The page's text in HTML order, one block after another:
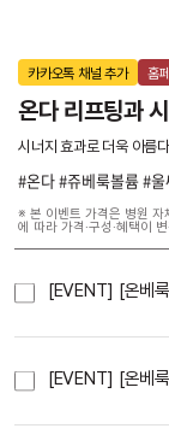
카카오톡 채널 추가 홈
온다 리프팅과
시너지 효과로 더욱 아름
#온다 #쥬베룩볼륨 #
※ 본 이벤트 가격은 병원 자
에 따라 가격·구성·혜택이
[EVENT] [온베
[EVENT] [온베